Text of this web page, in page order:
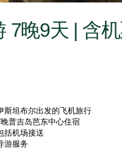
7晚9天 | 含
斯坦布尔出发的飞机旅行
晚普吉岛芭东中心住宿
括机场接送
游服务